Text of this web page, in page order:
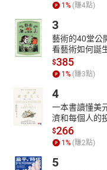
1% (賺4點)
3
藝術的40堂公
看藝術如何誕
$385
1% (賺3點)
4
一本書讀懂美
濟和每個人的
$266
1% (賺2點)
5